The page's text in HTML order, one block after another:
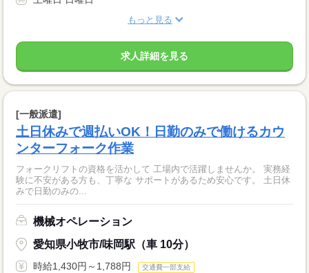
もっと見る
求人詳細を見る
[一般派遣]
土日休みで週払いOK！日勤のみで働けるカウ
ンターフォーク作業
フォークリフトの資格を活かして 工場内で活躍しませんか。 実務経
験に不安がある方も、丁寧な サポートがあるため安心です。 土日休
みで日勤のみの...
機械オペレーション
愛知県小牧市/味岡駅（車 10分）
時給1,430円～1,788円 交通費一部支給